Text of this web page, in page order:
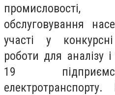
обслуговування
участі у
роботи для аналізу
19